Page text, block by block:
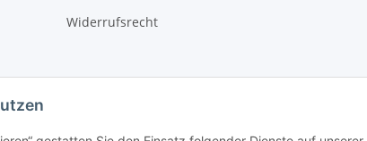
Widerrufsrecht